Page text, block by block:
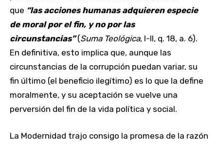
que “las acciones humanas adquieren especie
de moral por el fin, y no por las
circunstancias”(Suma Teológica, I-II, q. 18, a. 6).
En definitiva, esto implica que, aunque las
circunstancias de la corrupción puedan variar, su
fin último (el beneficio ilegítimo) es lo que la define
moralmente, y su aceptación se vuelve una
perversión del fin de la vida política y social.
La Modernidad trajo consigo la promesa de la razón